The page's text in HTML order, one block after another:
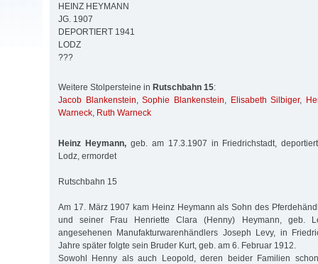
HEINZ HEYMANN
JG. 1907
DEPORTIERT 1941
LODZ
???
Weitere Stolpersteine in Rutschbahn 15:
Jacob Blankenstein,Sophie Blankenstein, Elisabeth Silbiger,
Warneck, Ruth Warneck
Heinz Heymann,geb. am 17.3.1907 in Friedrichstadt,
Lodz, ermordet
Rutschbahn 15
Am 17. März 1907 kam Heinz Heymann als Sohn des
und seiner Frau Henriette Clara (Henny) Heymann, geb.
angesehenen Manufakturwarenhändlers Joseph Levy, in
Jahre später folgte sein Bruder Kurt, geb. am 6. Februar 1912.
Sowohl Henny als auch Leopold, deren beider Familien